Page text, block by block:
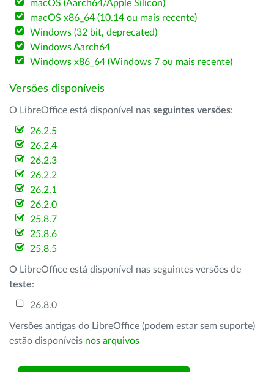
macOS (Aarch64/Apple Silicon)
macOS x86_64 (10.14 ou mais recente)
Windows (32 bit, deprecated)
Windows Aarch64
Windows x86_64 (Windows 7 ou mais recente)
Versões disponíveis
O LibreOffice está disponível nas seguintes versões:
26.2.5
26.2.4
26.2.3
26.2.2
26.2.1
26.2.0
25.8.7
25.8.6
25.8.5
O LibreOffice está disponível nas seguintes versões de
teste:
26.8.0
Versões antigas do LibreOffice (podem estar sem suporte)
estão disponíveis nos arquivos